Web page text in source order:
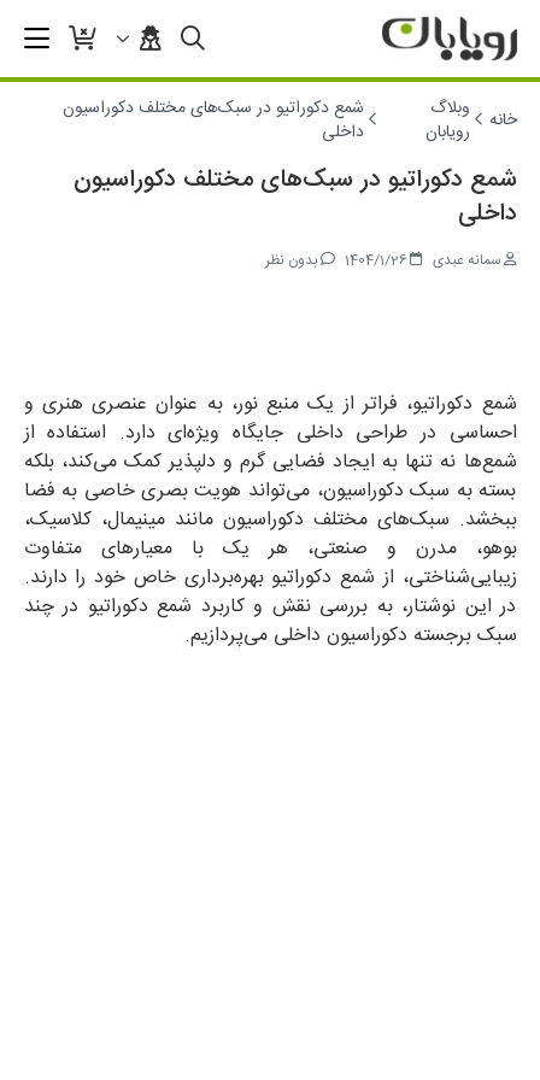
خانه
وبلاگ
رویابان
شمع دکوراتیو در سبک‌های مختلف دکوراسیون
داخلی
شمع دکوراتیو در سبک‌های مختلف دکوراسیون
داخلی
سمانه عبدی 1404/1/26 بدون نظر
شمع دکوراتیو، فراتر از یک منبع نور، به عنوان عنصری هنری و
احساسی در طراحی داخلی جایگاه ویژه‌ای دارد. استفاده از
شمع‌ها نه‌ تنها به ایجاد فضایی گرم و دلپذیر کمک می‌کند، بلکه
بسته به سبک دکوراسیون، می‌تواند هویت بصری خاصی به فضا
ببخشد. سبک‌های مختلف دکوراسیون مانند مینیمال، کلاسیک،
بوهو، مدرن و صنعتی، هر یک با معیارهای متفاوت
زیبایی‌شناختی، از شمع دکوراتیو بهره‌برداری خاص خود را دارند.
در این نوشتار، به بررسی نقش و کاربرد شمع دکوراتیو در چند
سبک برجسته دکوراسیون داخلی می‌پردازیم.